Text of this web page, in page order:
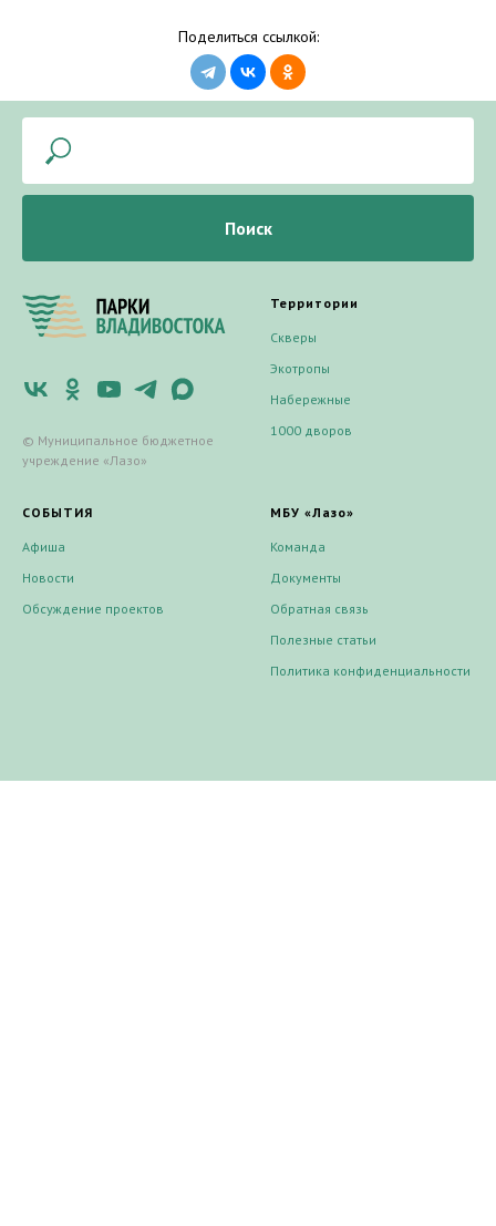
Поделиться ссылкой:
Поиск
© Муниципальное бюджетное
учреждение «Лазо»
Территории
Скверы
Экотропы
Набережные
1000 дворов
СОБЫТИЯ
Афиша
Новости
Обсуждение проектов
МБУ «Лазо»
Команда
Документы
Обратная связь
Полезные статьи
Политика конфиденциальности